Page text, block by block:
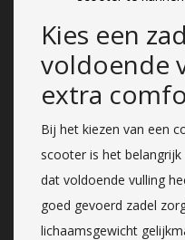
Kies een
voldoende
extra
Bij het kiezen van een
scooter is het
dat voldoende vulling
goed gevoerd zadel
lichaamsgewicht